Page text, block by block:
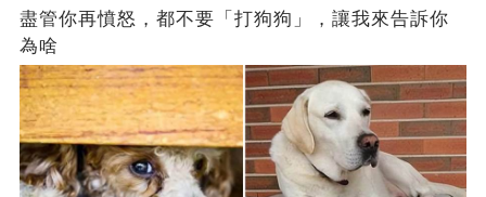
盡管你再憤怒，都不要「打狗狗」，讓我來告訴你
為啥